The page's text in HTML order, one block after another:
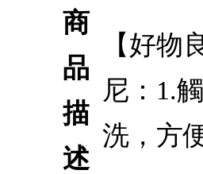
商
品
描
述
【好物
尼：1.
洗，方